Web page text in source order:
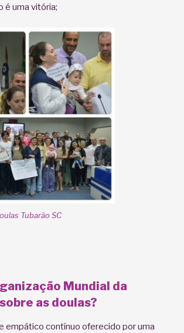
é uma vitória;
Tubarão SC
Mundial da
as doulas?
empático contínuo oferecido por uma